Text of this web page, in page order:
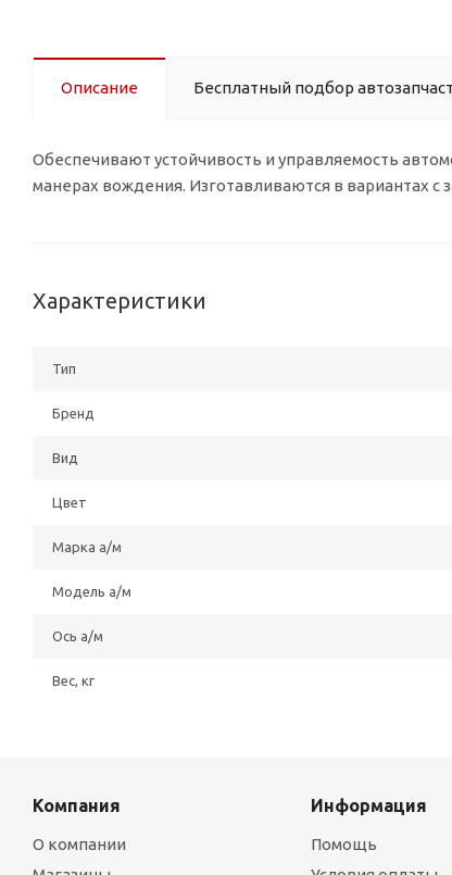
Описание Бесплатный подбор
Обеспечивают устойчивость и управляемость
манерах вождения. Изготавливаются в вариантах
Характеристики
Тип
Бренд
Вид
Цвет
Марка а/м
Модель а/м
Ось а/м
Вес, кг
Компания
О компании
Информация
Помощь